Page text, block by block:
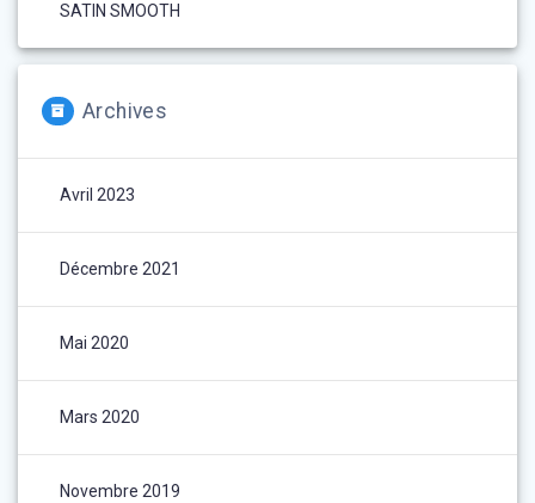
SATIN SMOOTH
Archives
Avril 2023
Décembre 2021
Mai 2020
Mars 2020
Novembre 2019